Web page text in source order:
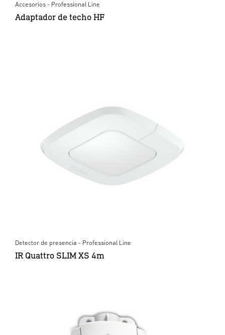
Accesorios - Professional Line
Adaptador de techo HF
Detector de presencia - Professional Line
IR Quattro SLIM XS 4m